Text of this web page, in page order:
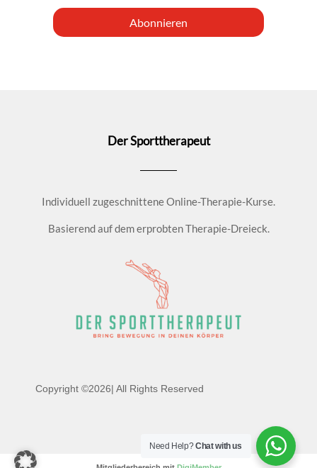
Abonnieren
Der Sporttherapeut
Individuell zugeschnittene Online-Therapie-Kurse.
Basierend auf dem erprobten Therapie-Dreieck.
Copyright ©2026| All Rights Reserved
Need Help?Chat with us